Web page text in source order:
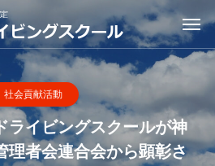
社会貢献活動
ライビングスクールが神
理者会連合会から顕彰さ